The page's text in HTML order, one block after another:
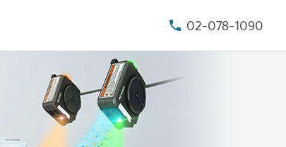
02-078-1090